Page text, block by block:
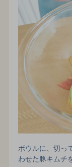
ボウルに、切っ
わせた豚キムチ